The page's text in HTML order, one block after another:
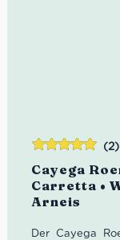
Cayega
Carretta •
Arneis
(2)
Der Cayega
mit5.00von
5